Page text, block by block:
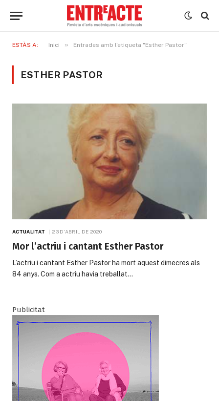
ESTÀS A: Inici » Entrades amb l'etiqueta "Esther Pastor"
ESTHER PASTOR
ACTUALITAT 23 D'ABRIL DE 2020
Mor l’actriu i cantant Esther Pastor
L’actriu i cantant Esther Pastor ha mort aquest dimecres als
84 anys. Com a actriu havia treballat…
Publicitat